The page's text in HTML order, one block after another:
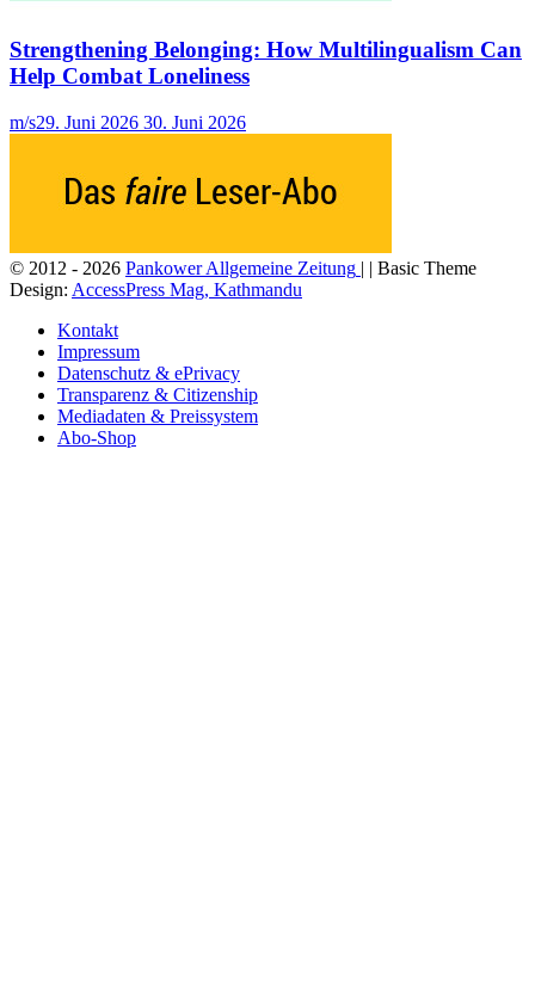
Strengthening Belonging: How Multilingualism Can
Help Combat Loneliness
m/s29. Juni 2026 30. Juni 2026
© 2012 - 2026 Pankower Allgemeine Zeitung | | Basic Theme
Design: AccessPress Mag, Kathmandu
Kontakt
Impressum
Datenschutz & ePrivacy
Transparenz & Citizenship
Mediadaten & Preissystem
Abo-Shop